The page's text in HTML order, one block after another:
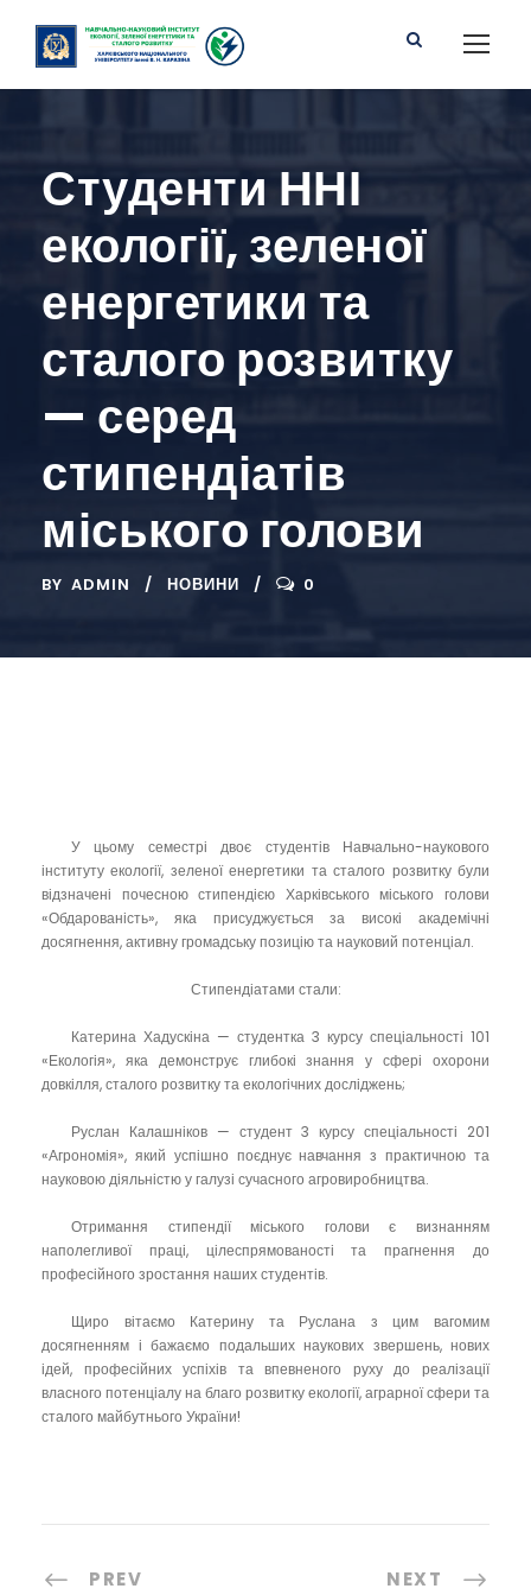
Студенти ННІ
екології, зеленої
енергетики та
сталого розвитку
— серед
стипендіатів
міського голови
BY ADMIN НОВИНИ 0
У цьому семестрі двоє студентів Навчально-наукового
інституту екології, зеленої енергетики та сталого розвитку були
відзначені почесною стипендією Харківського міського голови
«Обдарованість», яка присуджується за високі академічні
досягнення, активну громадську позицію та науковий потенціал.
Стипендіатами стали:
Катерина Хадускіна — студентка 3 курсу спеціальності 101
«Екологія», яка демонструє глибокі знання у сфері охорони
довкілля, сталого розвитку та екологічних досліджень;
Руслан Калашніков — студент 3 курсу спеціальності 201
«Агрономія», який успішно поєднує навчання з практичною та
науковою діяльністю у галузі сучасного агровиробництва.
Отримання стипендії міського голови є визнанням
наполегливої праці, цілеспрямованості та прагнення до
професійного зростання наших студентів.
Щиро вітаємо Катерину та Руслана з цим вагомим
досягненням і бажаємо подальших наукових звершень, нових
ідей, професійних успіхів та впевненого руху до реалізації
власного потенціалу на благо розвитку екології, аграрної сфери та
сталого майбутнього України!
PREV NEXT